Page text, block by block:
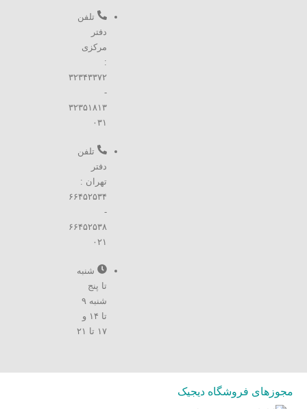
تلفن
دفتر
مرکزی
:
۳۲۳۴۳۳۷۲
-
۳۲۳۵۱۸۱۳
۰۳۱
تلفن
دفتر
تهران :
۶۶۴۵۲۵۳۴
-
۶۶۴۵۲۵۳۸
۰۲۱
شنبه
تا پنج
شنبه ۹
تا ۱۴ و
۱۷ تا ۲۱
مجوزهای فروشگاه دیجیک